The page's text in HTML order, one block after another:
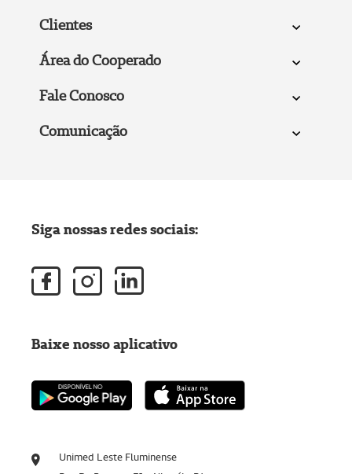
Clientes
Área do Cooperado
Fale Conosco
Comunicação
Unimed Leste Fluminense
Siga nossas redes sociais:
Baixe nosso aplicativo